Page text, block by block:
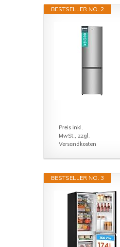
BESTSELLER NO. 2
Preis inkl.
MwSt., zzgl.
Versandkosten
BESTSELLER NO. 3